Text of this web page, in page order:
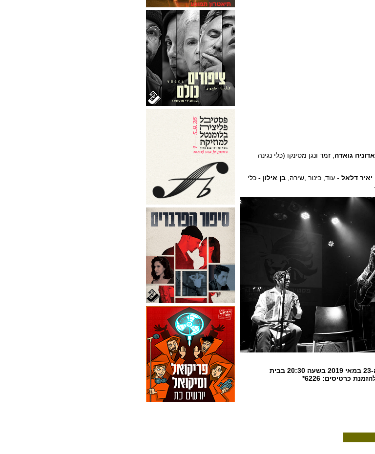
אדוניה גואדה , זמר ונגן מסינקו (כלי נגינה
יאיר דלאל - עוד, כינור ,שירה, בן אילון - כלי
המופע יתקיים בבית הקונפדרציה ביום חמישי, ה-23 במאי 2019 בשעה 20:30 בבית